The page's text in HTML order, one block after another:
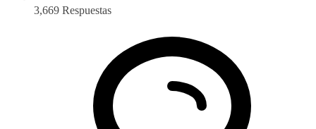
3,669 Respuestas